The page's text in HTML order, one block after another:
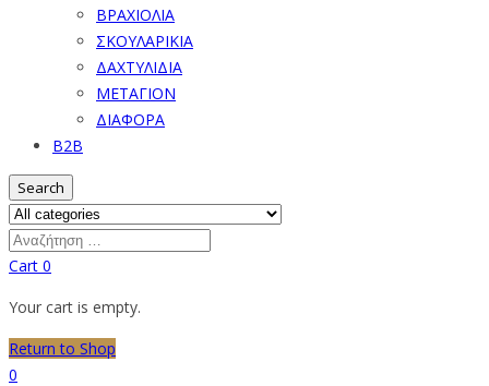
ΒΡΑΧΙΟΛΙΑ
ΣΚΟΥΛΑΡΙΚΙΑ
ΔΑΧΤΥΛΙΔΙΑ
ΜΕΤΑΓΙΟΝ
ΔΙΑΦΟΡΑ
B2B
Search
Cart 0
Your cart is empty.
Return to Shop
0